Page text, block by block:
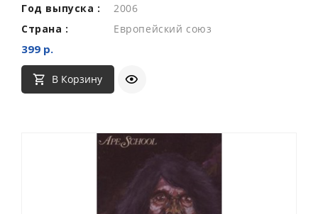
Год выпуска :
2006
Страна :
Европейский союз
399 р.
В Корзину